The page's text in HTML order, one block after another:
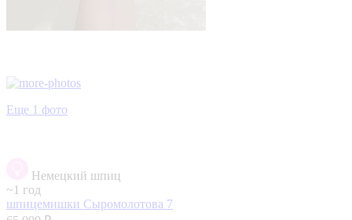
Еще 1 фото
Немецкий шпиц
~1 год
шпицемишки Сыромолотова 7